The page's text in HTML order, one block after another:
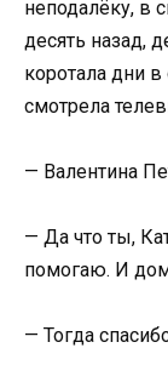
неподалёку, в
десять назад,
коротала дни
смотрела
— Валентина
— Да что ты,
помогаю. И
— Тогда